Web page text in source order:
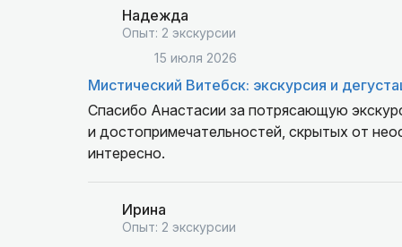
Надежда
Опыт: 2 экскурсии
15 июля 2026
Мистический Витебск: экскурсия и
Спасибо Анастасии за потрясающую
и достопримечательностей, скрытых от
интересно.
Ирина
Опыт: 2 экскурсии